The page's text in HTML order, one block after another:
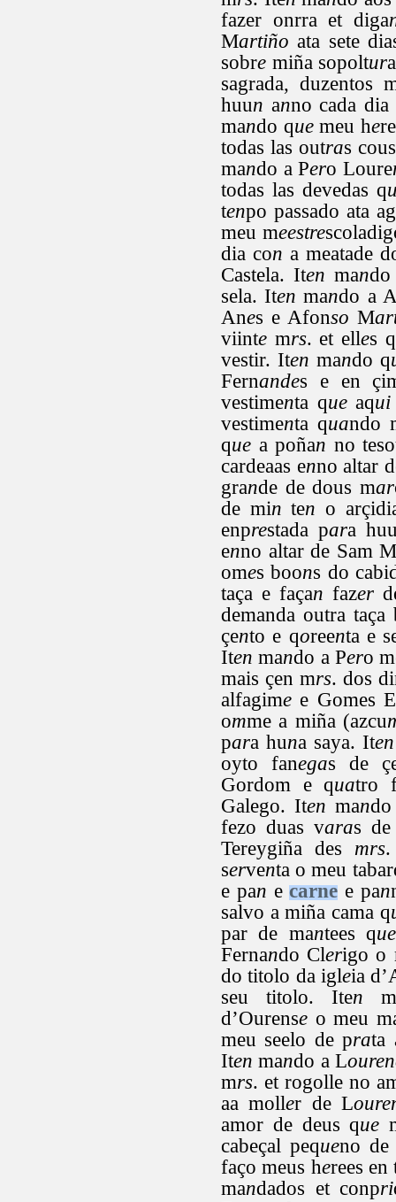
fazer onrra et diga
Martiño ata sete
sobre miña sopoltur
sagrada, duzentos
huun anno cada dia
mando quemeu he
todas las outras
mando a Pero Loure
todas las devedas q
tenpo passado ata
meu meestre
dia con a meatade
Castela. Iten man
sela. Iten mando a
Anes e Afonso M
viinte mrs. et elles q
vestir. Iten mando q
Fernandes e en
vestimenta queaqui
vestimenta quando
que a poñan no
cardeaas enno altar
grande de dous mar
de min ten o
enprestada para
enno altar de Sam
omes boons do
taça e façan fazer
demanda outra taça
çento e qoreenta e
Iten mando a Pero
mais çen mrs. dos
alfagime e Gomes
omme a miña (azcu
para huna saya. Iten
oyto fanegas de
Gordom e quatro
Galego. Iten man
fezo duas varas
Tereygiña des mrs
serventa o meu
e pan ecarne e pan
salvo a miña cama q
par de mantees que
Fernando Clerigo o
do titolo da igleia
seu titolo. Iten
d’Ourense o meu
meu seelo de prata
Iten mando a L
mrs. et rogolle no
aa moller de L
amor de deus que
cabeçal pequeno de
faço meus herees
mandados et conpri